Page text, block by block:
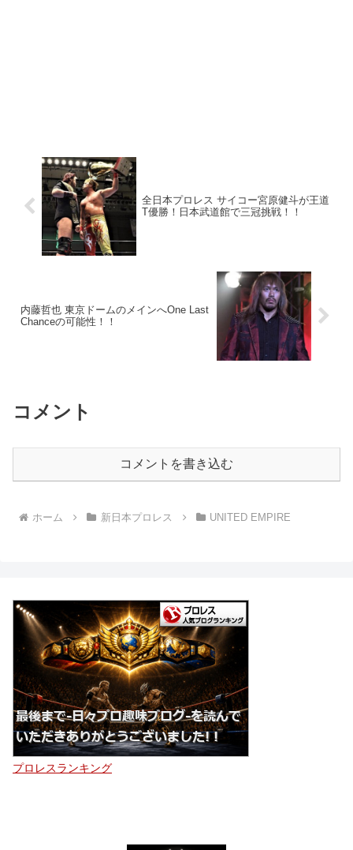
全日本プロレス サイコー宮原健斗が王道
T優勝！日本武道館で三冠挑戦！！
内藤哲也 東京ドームのメインへOne Last
Chanceの可能性！！
コメント
コメントを書き込む
ホーム 新日本プロレス UNITED EMPIRE
プロレスランキング